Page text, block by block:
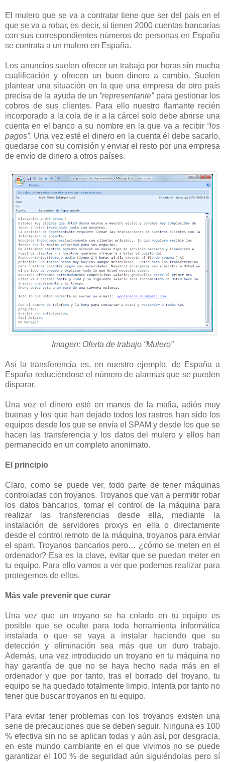
El mulero que se va a contratar tiene que ser del país en el
que se va a robar, es decir, si tienen 2000 cuentas bancarias
con sus correspondientes números de personas en España
se contrata a un mulero en España.
Los anuncios suelen ofrecer un trabajo por horas sin mucha
cualificación y ofrecen un buen dinero a cambio. Suelen
plantear una situación en la que una empresa de otro país
precisa de la ayuda de un “representante”para gestionar los
cobros de sus clientes. Para ello nuestro flamante recién
incorporado a la cola de ir a la cárcel solo debe abrirse una
cuenta en el banco a su nombre en la que va a recibir “los
pagos”. Una vez esté el dinero en la cuenta él debe sacarlo,
quedarse con su comisión y enviar el resto por una empresa
de envío de dinero a otros países.
Imagen: Oferta de trabajo “Mulero”
Así la transferencia es, en nuestro ejemplo, de España a
España reduciéndose el número de alarmas que se pueden
disparar.
Una vez el dinero esté en manos de la mafia, adiós muy
buenas y los que han dejado todos los rastros han sido los
equipos desde los que se envía el SPAM y desde los que se
hacen las transferencia y los datos del mulero y ellos han
permanecido en un completo anonimato.
El principio
Claro, como se puede ver, todo parte de tener máquinas
controladas con troyanos. Troyanos que van a permitir robar
los datos bancarios, tomar el control de la máquina para
realizar las transferencias desde ella, mediante la
instalación de servidores proxys en ella o directamente
desde el control remoto de la máquina, troyanos para enviar
el spam. Troyanos bancarios pero… ¿cómo se meten en el
ordenador? Esa es la clave, evitar que se puedan meter en
tu equipo. Para ello vamos a ver que podemos realizar para
protegernos de ellos.
Más vale prevenir que curar
Una vez que un troyano se ha colado en tu equipo es
posible que se oculte para toda herramienta informática
instalada o que se vaya a instalar haciendo que su
detección y eliminación sea más que un duro trabajo.
Además, una vez introducido un troyano en tu máquina no
hay garantía de que no se haya hecho nada más en el
ordenador y que por tanto, tras el borrado del troyano, tu
equipo se ha quedado totalmente limpio. Intenta por tanto no
tener que buscar troyanos en tu equipo.
Para evitar tener problemas con los troyanos existen una
serie de precauciones que se deben seguir. Ninguna es 100
% efectiva sin no se aplican todas y aún así, por desgracia,
en este mundo cambiante en el que vivimos no se puede
garantizar el 100 % de seguridad aún siguiéndolas pero sí